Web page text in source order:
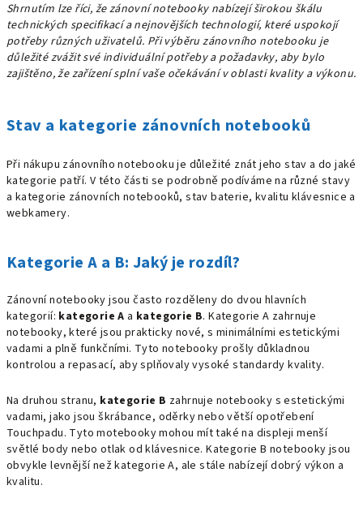
Shrnutím lze říci, že zánovní notebooky nabízejí širokou škálu
technických specifikací a nejnovějších technologií, které uspokojí
potřeby různých uživatelů. Při výběru zánovního notebooku je
důležité zvážit své individuální potřeby a požadavky, aby bylo
zajištěno, že zařízení splní vaše očekávání v oblasti kvality a výkonu.
Stav a kategorie zánovních notebooků
Při nákupu zánovního notebooku je důležité znát jeho stav a do jaké
kategorie patří. V této části se podrobně podíváme na různé stavy
a kategorie zánovních notebooků, stav baterie, kvalitu klávesnice a
webkamery.
Kategorie A a B: Jaký je rozdíl?
Zánovní notebooky jsou často rozděleny do dvou hlavních
kategorií: kategorie A a kategorie B. Kategorie A zahrnuje
notebooky, které jsou prakticky nové, s minimálními estetickými
vadami a plně funkčními. Tyto notebooky prošly důkladnou
kontrolou a repasací, aby splňovaly vysoké standardy kvality.
Na druhou stranu, kategorie B zahrnuje notebooky s estetickými
vadami, jako jsou škrábance, oděrky nebo větší opotřebení
Touchpadu. Tyto motebooky mohou mít také na displeji menší
světlé body nebo otlak od klávesnice. Kategorie B notebooky jsou
obvykle levnější než kategorie A, ale stále nabízejí dobrý výkon a
kvalitu.